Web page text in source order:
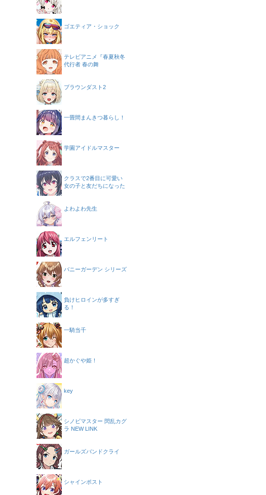
ゴエティア・ショック
テレビアニメ『春夏秋冬
代行者 春の舞
ブラウンダスト2
一畳間まんきつ暮らし！
学園アイドルマスター
クラスで2番目に可愛い
女の子と友だちになった
よわよわ先生
エルフェンリート
バニーガーデン シリーズ
負けヒロインが多すぎ
る！
一騎当千
超かぐや姫！
key
シノビマスター 閃乱カグ
ラ NEW LINK
ガールズバンドクライ
シャインポスト